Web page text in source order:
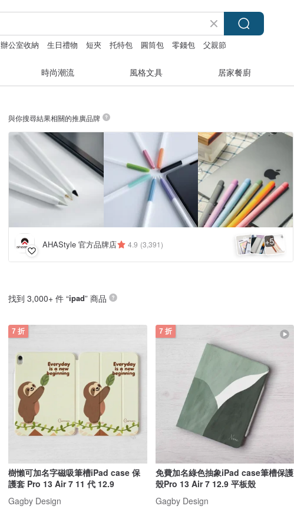
辦公室收納 生日禮物 短夾 托特包 圓筒包 零錢包 父親節
時尚潮流 風格文具 居家餐廚
與你搜尋結果相關的推廣品牌
AHAStyle 官方品牌店 4.9 (3,391) +5
找到 3,000+ 件 “ipad” 商品
7 折
樹懶可加名字磁吸筆槽iPad case 保
護套 Pro 13 Air 7 11 代 12.9
Gagby Design
7 折
免費加名綠色抽象iPad case筆槽保護
殼Pro 13 Air 7 12.9 平板殼
Gagby Design